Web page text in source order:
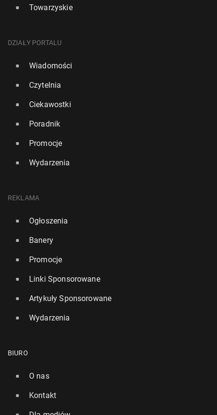
Towarzyskie
DZIAŁY PORTALU
Wiadomości
Czytelnia
Ciekawostki
Poradnik
Promocje
Wydarzenia
REKLAMA
Ogłoszenia
Banery
Promocje
Linki Sponsorowane
Artykuły Sponsorowane
Wydarzenia
BIURO
O nas
Kontakt